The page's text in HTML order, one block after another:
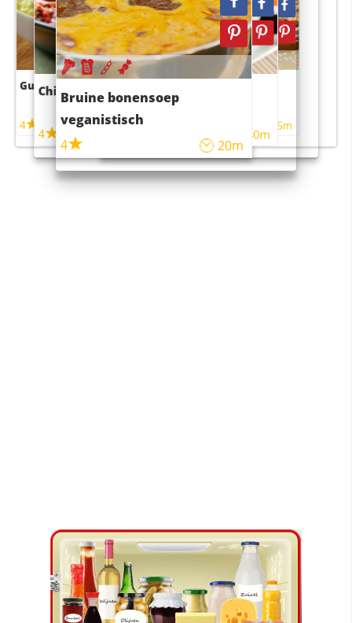
Guacamole
4
Chili con carne
4 45m
Bruine bonensoep
veganistisch
4
20m
Sushi rijstsalade
maaltijdsalade
40m
4 55m